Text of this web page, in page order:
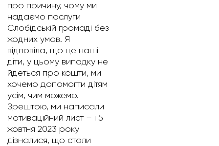
про причину, чому ми
надаємо послуги
Слобідській громаді без
жодних умов. Я
відповіла, що це наші
діти, у цьому випадку не
йдеться про кошти, ми
хочемо допомогти дітям
усім, чим можемо.
Зрештою, ми написали
мотиваційний лист – і 5
жовтня 2023 року
дізналися, що стали